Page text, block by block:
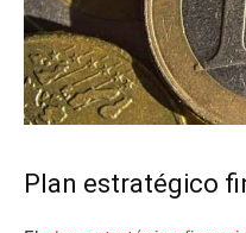
Plan estratégico